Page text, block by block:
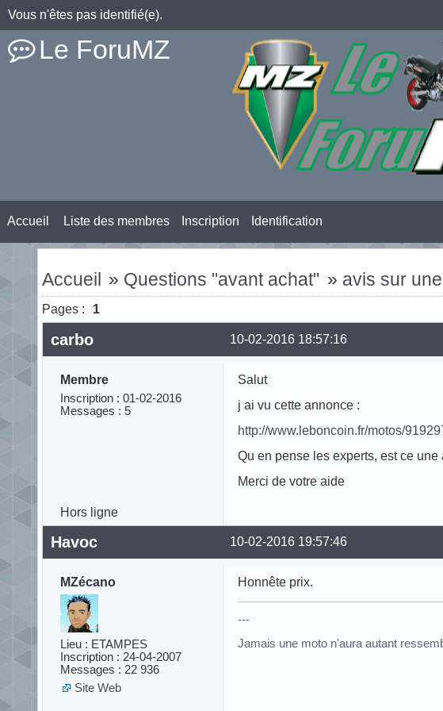
Vous n'êtes pas identifié(e).
Le ForuMZ
Accueil Liste des membres Inscription Identification
Accueil » Questions "avant achat" » avis sur
Pages : 1
10-02-2016 18:57:16
carbo
Membre
Inscription : 01-02-2016
Messages : 5
Salut
j ai vu cette annonce :
http://www.leboncoin.fr/motos/
Qu en pense les experts, est ce une
Merci de votre aide
Hors ligne
10-02-2016 19:57:46
Havoc
MZécano
Lieu : ETAMPES
Inscription : 24-04-2007
Messages : 22 936
Site Web
Honnête prix.
---
Jamais une moto n'aura autant